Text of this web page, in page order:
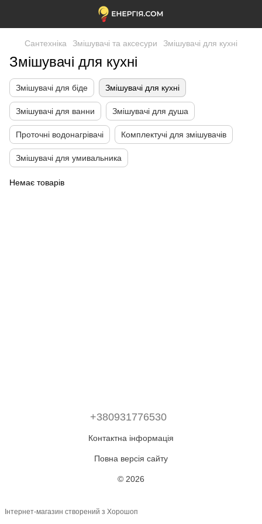
Сантехніка Змішувачі та аксесури Змішувачі для кухні
Змішувачі для кухні
Змішувачі для біде Змішувачі для кухні
Змішувачі для ванни Змішувачі для душа
Проточні водонагрівачі Комплектучі для змішувачів
Змішувачі для умивальника
Немає товарів
+380931776530
Контактна інформація
Повна версія сайту
© 2026
Інтернет-магазин створений з Хорошоп